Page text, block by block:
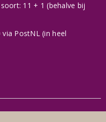
11 + 1 (behalve bij
PostNL (in heel